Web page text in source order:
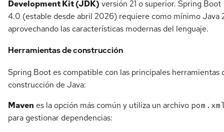
Development Kit (JDK) versión 21 o superior. Spring Boot
4.0 (estable desde abril 2026) requiere como mínimo Java
aprovechando las características modernas del lenguaje.
Herramientas de construcción
Spring Boot es compatible con las principales herramientas
construcción de Java:
Maven es la opción más común y utiliza un archivo
para gestionar dependencias: